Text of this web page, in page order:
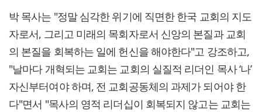
박 목사는 "정말 심각한 위기에 직면한 한국 교회의 지도
자로서, 그리고 미래의 목회자로서 신앙의 본질과 교회
의 본질을 회복하는 일에 헌신을 해야한다"고 강조하고,
"날마다 개혁되는 교회는 교회의 실질적 리더인 목사 ‘나’
자신부터여야 하며, 전 교회공동체의 과제가 되어야 한
다"면서 "목사의 영적 리더십이 회복되지 않고는 교회는